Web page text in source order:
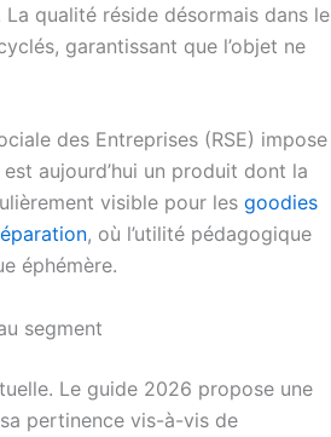
La qualité réside désormais dans le
garantissant que l’objet ne
des Entreprises (RSE) impose
aujourd’hui un produit dont la
visible pour les goodies
, où l’utilité pédagogique
éphémère.
segment
Le guide 2026 propose une
pertinence vis-à-vis de